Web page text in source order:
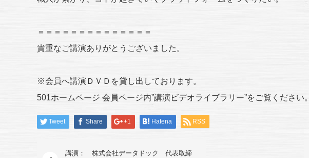
＝＝＝＝＝＝＝＝＝＝＝＝＝＝
貴重なご講演ありがとうございました。
※会員へ講演ＤＶＤを貸し出しております。
501ホームページ 会員ページ内”講演ビデオライブラリー”をご覧ください。
Tweet Share +1 Hatena RSS
講演： 株式会社データドック 代表取締